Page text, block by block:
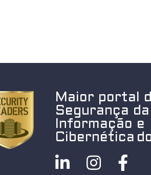
Maior portal
Segurança da
Informação e
Cibernética